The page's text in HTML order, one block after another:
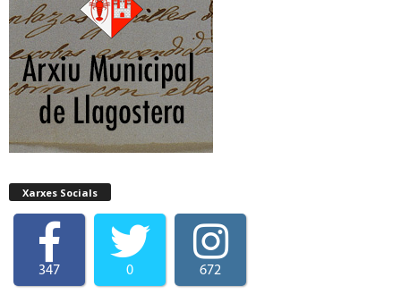
Xarxes Socials
347 0 672